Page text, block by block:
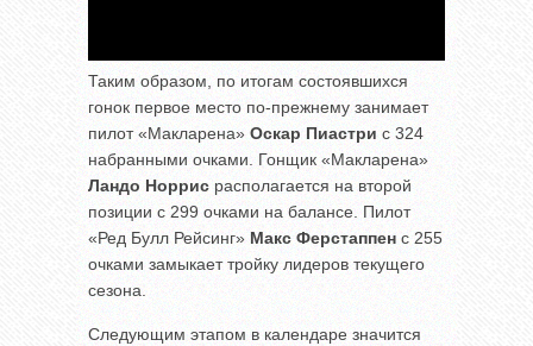
Таким образом, по итогам состоявшихся
гонок первое место по-прежнему занимает
пилот «Макларена» Оскар Пиастри с 324
набранными очками. Гонщик «Макларена»
Ландо Норрис располагается на второй
позиции с 299 очками на балансе. Пилот
«Ред Булл Рейсинг» Макс Ферстаппен с 255
очками замыкает тройку лидеров текущего
сезона.
Следующим этапом в календаре значится